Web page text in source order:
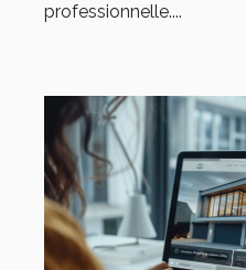
professionnelle....